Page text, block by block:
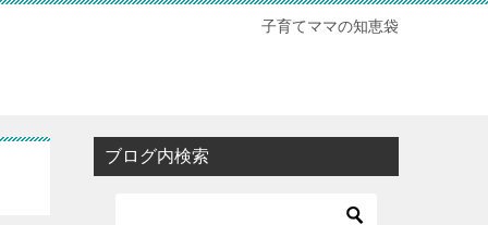
子育てママの知恵袋
ブログ内検索